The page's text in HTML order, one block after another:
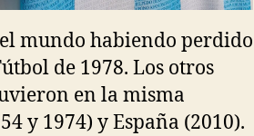
mundo habiendo perdido
de 1978. Los otros
en la misma
y 1974) y España (2010).